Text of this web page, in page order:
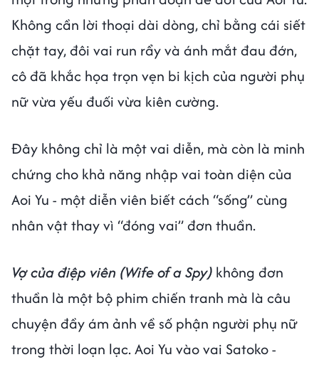
Không cần lời thoại dài dòng, chỉ bằng cái siết
chặt tay, đôi vai run rẩy và ánh mắt đau đớn,
cô đã khắc họa trọn vẹn bi kịch của người phụ
nữ vừa yếu đuối vừa kiên cường.
Đây không chỉ là một vai diễn, mà còn là minh
chứng cho khả năng nhập vai toàn diện của
Aoi Yu - một diễn viên biết cách “sống” cùng
nhân vật thay vì “đóng vai” đơn thuần.
Vợ của điệp viên (Wife of a Spy) không đơn
thuần là một bộ phim chiến tranh mà là câu
chuyện đầy ám ảnh về số phận người phụ nữ
trong thời loạn lạc. Aoi Yu vào vai Satoko -